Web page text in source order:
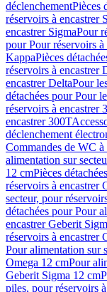
déclenchementPièces
réservoirs à encastrer
encastrer SigmaPour
pour Pour réservoirs à
KappaPièces
réservoirs à encastrer
encastrer DeltaPour
détachées pour Pour
réservoirs à encastrer
encastrer 300T
déclenchement
Commandes de WC
alimentation sur
12 cmPièces
réservoirs à encastrer
secteur, pour
détachées pour Pour
encastrer Geberit
réservoirs à encastrer
Pour alimentation sur
Omega 12 cmPour
Geberit Sigma 12 cm
piles, pour réservoirs